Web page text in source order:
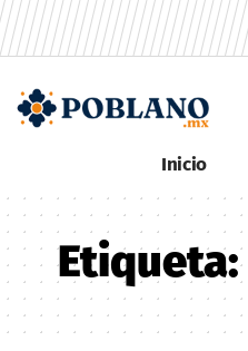
Inicio
Etiqueta: